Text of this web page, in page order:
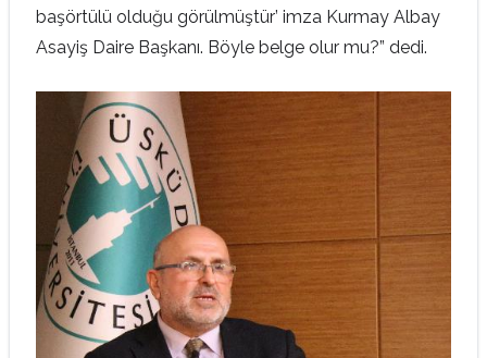
başörtülü olduğu görülmüştür’ imza Kurmay Albay
Asayiş Daire Başkanı. Böyle belge olur mu?” dedi.